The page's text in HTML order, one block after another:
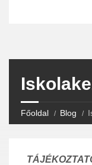
Főoldal Blog